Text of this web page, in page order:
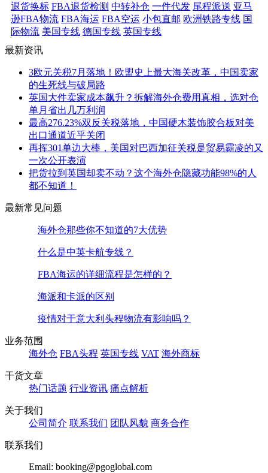
退货换标 FBA退货检测 中转补仓 一件代发 尾程派送 亚马
逊FBA物流 FBA海运 FBA空运 小包直邮 欧洲铁路专线 国
际物流 美国专线 德国专线 英国专线
最新资讯
3欧元关税7月落地！欧盟史上最大海关改革，中国卖家
的生死线与破局路
英国大件卖家成本飙升？拆解海外仓费用真相，选对仓
单月省出几万利润
最高276.23%双反关税落地，中国硬木装饰胶合板对美
出口通道近乎关闭
再挥301单边大棒，美国对巴西加征关税是贸易霸凌的又
一次公开表演
把货拉到英国却卖不动？这个海外仓隐藏功能98%的人
都不知道！
最新常见问题
海外仓那些你不知道的7大优势
什么是中英卡航专线？
FBA海运的详细流程是怎样的？
海派和卡派的区别
疫情对于意大利头程物流有影响吗？
业务范围
海外仓 FBA头程 英国专线 VAT 海外商标
干货文章
热门话题 行业资讯 痛点解析
关于我们
公司简介 联系我们 团队风貌 商务合作
联系我们
Email: booking@pgoglobal.com